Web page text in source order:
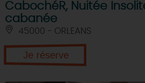
CabochéR, Nuitée
cabanée
45000 - ORLEANS
Je réserve